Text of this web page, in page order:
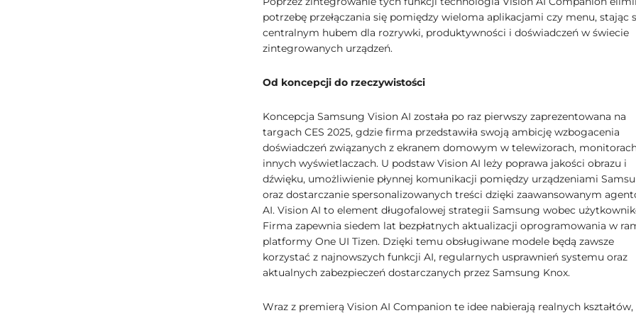
potrzebę przełączania się pomiędzy wieloma aplikacjami czy menu, stając
centralnym hubem dla rozrywki, produktywności i doświadczeń w świecie
zintegrowanych urządzeń.
Od koncepcji do rzeczywistości
Koncepcja Samsung Vision AI została po raz pierwszy zaprezentowana na
targach CES 2025, gdzie firma przedstawiła swoją ambicję wzbogacenia
doświadczeń związanych z ekranem domowym w telewizorach,
innych wyświetlaczach. U podstaw Vision AI leży poprawa jakości obrazu i
dźwięku, umożliwienie płynnej komunikacji pomiędzy urządzeniami
oraz dostarczanie spersonalizowanych treści dzięki zaawansowanym
AI. Vision AI to element długofalowej strategii Samsung wobec
Firma zapewnia siedem lat bezpłatnych aktualizacji oprogramowania w
platformy One UI Tizen. Dzięki temu obsługiwane modele będą zawsze
korzystać z najnowszych funkcji AI, regularnych usprawnień systemu oraz
aktualnych zabezpieczeń dostarczanych przez Samsung Knox.
Wraz z premierą Vision AI Companion te idee nabierają realnych kształtów,